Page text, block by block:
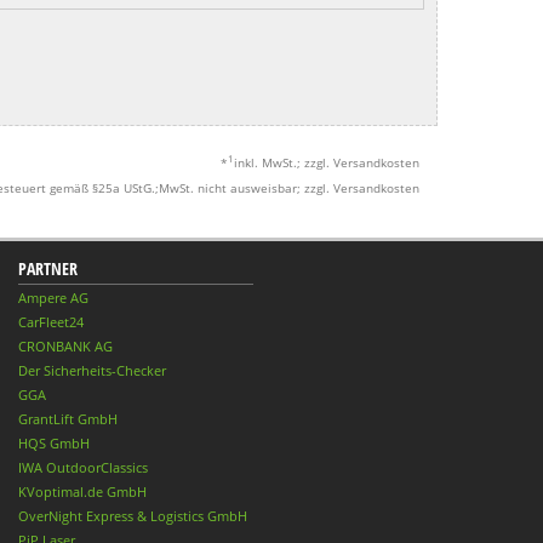
* 1 inkl. MwSt.; zzgl. Versandkosten
gemäß §25a UStG.;MwSt. nicht ausweisbar; zzgl. Versandkosten
PARTNER
Ampere AG
CarFleet24
CRONBANK AG
Der Sicherheits-Checker
GGA
GrantLift GmbH
HQS GmbH
IWA OutdoorClassics
KVoptimal.de GmbH
OverNight Express & Logistics GmbH